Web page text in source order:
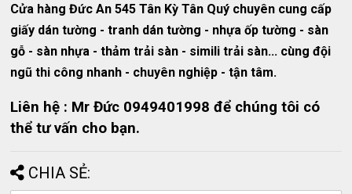
Cửa hàng Đức An 545 Tân Kỳ Tân Quý chuyên cung cấp
giấy dán tường - tranh dán tường - nhựa ốp tường - sàn
gỗ - sàn nhựa - thảm trải sàn - simili trải sàn... cùng đội
ngũ thi công nhanh - chuyên nghiệp - tận tâm.
Liên hệ : Mr Đức 0949401998 để chúng tôi có
thể tư vấn cho bạn.
CHIA SẺ: